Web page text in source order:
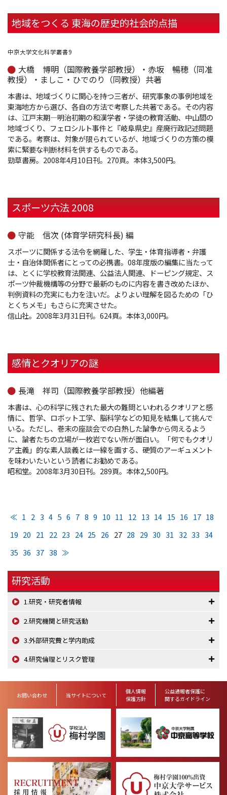
地域をつくる 東海の歴史的社会的点描
中京大学文化科学叢書9
大橋 博明（国際教養学部教授）・赤坂 暢穂（同准
教授）・ましこ・ひでのり（同教授）共著
本書は、地域づくりに関心を持つ三者が、研究事象の事例地域を
東海地方から選び、各自の方法で考察した共著である。その内容
は、江戸末期―明治初期の和漢学者・学徒の教育活動、中山間の
地域づくり、フェロシルト事件と『岐阜県史』産廃行政記述問題
である。考察は、対象が限られているが、地域づくりの方策の模
索に緊要な判断材料を供するものである。
勁草書房。2008年4月10日刊。270頁。本体3,500円。
スポーツ六法 2008
守能 信次 (体育学研究科長) 編
スポーツに関係する法令を網羅した、学生・体育指導者・弁護
士・自治体関係者にとっての必携書。08年度版の編集に当たって
は、とくに学校教育法関連、公益法人関連、ドーピング規定、ス
ポーツ仲裁機構等の分野で最新のものに内容を書き改めたほか、
判例資料の充実にも力を注いだ。よりよい理解を図るための「ひ
とくちメモ」もさらに充実させた。
信山社。2008年3月31日刊。624頁。本体3,000円。
感情とクオリアの謎
長滝 祥司（国際教養学部教授）他編著
本書は、心の科学に残された最大の難問といわれるクオリアと感
情に、哲学、ロボット工学、脳科学などの知見を結集して挑んで
いる。ただし、巻末の座談会での白熱した論争から伺えるよう
に、論者たちの立場が一枚岩でない所が面白い。「何でもクオリ
ア主義」的な素人談義とは一線を画する、硬質のアーギュメント
を味わいたいという読者にお勧めである。
昭和堂。2008年3月30日刊。289頁。本体2,500円。
≪ 1 2 3 4 5 6 7 8 9 10 11 12 13 14 15 16 17 18
19 20 21 22 23 24 25 26 27 28 29 30 31 32 33 34
35 36 37 38 ≫
研究活動
1.研究・研究者情報
2.研究機関と研究活動
3.外部研究費と学内助成
4.研究倫理とリスク管理
お問い合わせ 当サイトについて
個人情報
保護方針
公益通報者保護に
関するガイドライン